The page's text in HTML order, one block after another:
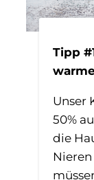
Tipp
Unser
50%
die